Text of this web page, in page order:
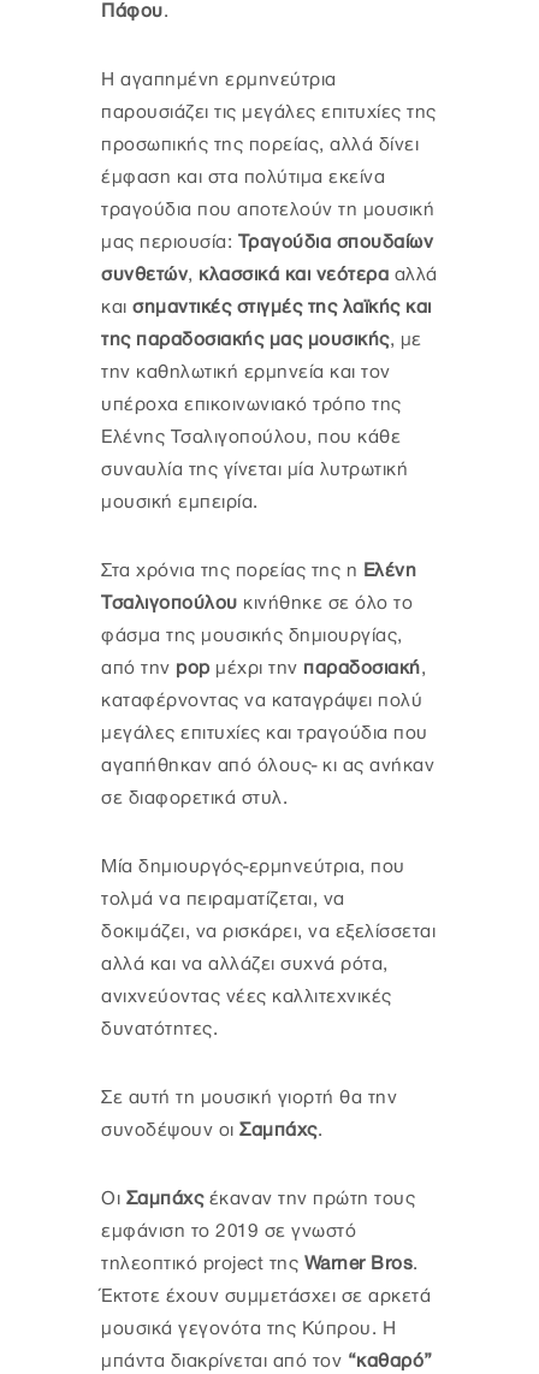
Πάφου.
Η αγαπημένη ερμηνεύτρια
παρουσιάζει τις μεγάλες επιτυχίες της
προσωπικής της πορείας, αλλά δίνει
έμφαση και στα πολύτιμα εκείνα
τραγούδια που αποτελούν τη μουσική
μας περιουσία: Τραγούδια σπουδαίων
συνθετών, κλασσικά και νεότερα αλλά
και σημαντικές στιγμές της λαϊκής και
της παραδοσιακής μας μουσικής, με
την καθηλωτική ερμηνεία και τον
υπέροχα επικοινωνιακό τρόπο της
Ελένης Τσαλιγοπούλου, που κάθε
συναυλία της γίνεται μία λυτρωτική
μουσική εμπειρία.
Στα χρόνια της πορείας της η Ελένη
Τσαλιγοπούλου κινήθηκε σε όλο το
φάσμα της μουσικής δημιουργίας,
από την pop μέχρι την παραδοσιακή,
καταφέρνοντας να καταγράψει πολύ
μεγάλες επιτυχίες και τραγούδια που
αγαπήθηκαν από όλους- κι ας ανήκαν
σε διαφορετικά στυλ.
Μία δημιουργός-ερμηνεύτρια, που
τολμά να πειραματίζεται, να
δοκιμάζει, να ρισκάρει, να εξελίσσεται
αλλά και να αλλάζει συχνά ρότα,
ανιχνεύοντας νέες καλλιτεχνικές
δυνατότητες.
Σε αυτή τη μουσική γιορτή θα την
συνοδέψουν οι Σαμπάχς.
Οι Σαμπάχςέκαναν την πρώτη τους
εμφάνιση το 2019 σε γνωστό
τηλεοπτικό project της Warner Bros.
Έκτοτε έχουν συμμετάσχει σε αρκετά
μουσικά γεγονότα της Κύπρου. Η
μπάντα διακρίνεται από τον “καθαρό”